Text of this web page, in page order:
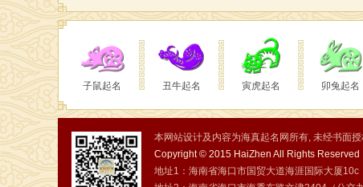
子鼠起名 丑牛起名 寅虎起名 卯兔起名
本网站设计及内容为海真起名网所有, 未经书面
Copyright © 2015 HaiZhen All Rights Reserved
地址1：海南省海口市国贸大道海涯国际大厦10c